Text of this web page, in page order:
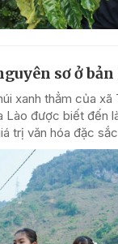
sơ ở bản
xanh thẳm của xã
Lào được biết đến
trị văn hóa đặc